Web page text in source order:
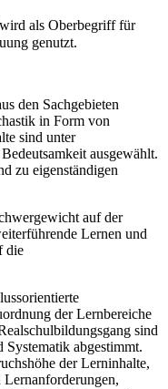
als Oberbegriff für
genutzt.
den Sachgebieten
in Form von
sind unter
ausgewählt.
zu eigenständigen
auf der
Lernen und
die
der Lernbereiche
sind
abgestimmt.
der Lerninhalte,